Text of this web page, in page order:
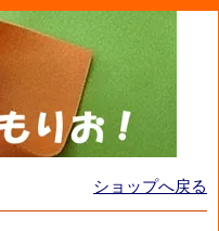
ショップへ戻る